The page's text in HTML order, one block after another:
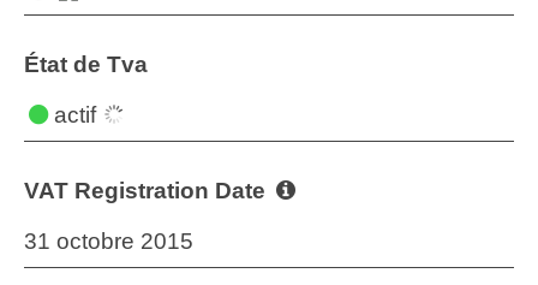
État de Tva
actif
VAT Registration Date
31 octobre 2015